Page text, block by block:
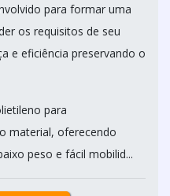
para formar uma
os requisitos de seu
e eficiência preservando o
para
material, oferecendo
peso e fácil mobilid...